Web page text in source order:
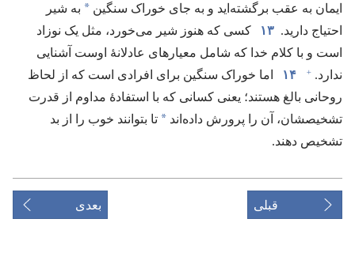
ایمان به عقب برگشته‌اید و به جای خوراک سنگین * به شیر
احتیاج دارید.‏ ۱۳
کسی که هنوز شیر می‌خورد،‏ مثل یک نوزاد
است و با کلام خدا که شامل معیارهای عادلانهٔ اوست آشنایی
ندارد.‏ + ۱۴
اما خوراک سنگین برای افرادی است که از لحاظ
روحانی بالغ هستند؛‏ یعنی کسانی که با استفادهٔ مداوم از قدرت
تشخیصشان،‏ آن را پرورش داده‌اند * تا بتوانند خوب را از بد
تشخیص دهند.‏
قبلی بعدی